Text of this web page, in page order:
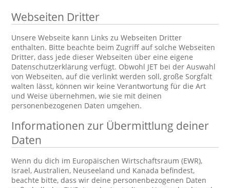
Webseiten Dritter
Unsere Webseite kann Links zu Webseiten Dritter
enthalten. Bitte beachte beim Zugriff auf solche Webseiten
Dritter, dass jede dieser Webseiten über eine eigene
Datenschutzerklärung verfügt. Obwohl JET bei der Auswahl
von Webseiten, auf die verlinkt werden soll, große Sorgfalt
walten lässt, können wir keine Verantwortung für die Art
und Weise übernehmen, wie sie mit deinen
personenbezogenen Daten umgehen.
Informationen zur Übermittlung deiner
Daten
Wenn du dich im Europäischen Wirtschaftsraum (EWR),
Israel, Australien, Neuseeland und Kanada befindest,
beachte bitte, dass wir deine personenbezogenen Daten